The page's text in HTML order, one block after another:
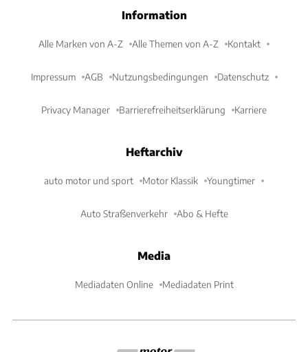
Information
Alle Marken von A-Z Alle Themen von A-Z Kontakt
Impressum AGB Nutzungsbedingungen Datenschutz
Privacy Manager Barrierefreiheitserklärung Karriere
Heftarchiv
auto motor und sport Motor Klassik Youngtimer
Auto Straßenverkehr Abo & Hefte
Media
Mediadaten Online Mediadaten Print